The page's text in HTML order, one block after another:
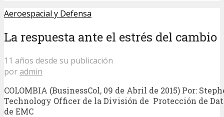
Aeroespacial y Defensa
La respuesta ante el estrés del cambio
11 años desde su publicación
poradmin
COLOMBIA (BusinessCol, 09 de Abril de 2015) Por:
Technology Officer de la División de Protección de
de EMC